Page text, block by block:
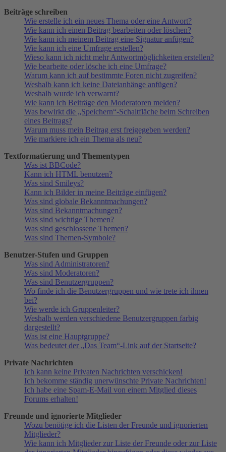
Beiträge schreiben
Wie erstelle ich ein neues Thema oder eine Antwort?
Wie kann ich einen Beitrag bearbeiten oder löschen?
Wie kann ich meinem Beitrag eine Signatur anfügen?
Wie kann ich eine Umfrage erstellen?
Wieso kann ich nicht mehr Antwortmöglichkeiten erstellen?
Wie bearbeite oder lösche ich eine Umfrage?
Warum kann ich auf bestimmte Foren nicht zugreifen?
Weshalb kann ich keine Dateianhänge anfügen?
Weshalb wurde ich verwarnt?
Wie kann ich Beiträge den Moderatoren melden?
Was bewirkt die „Speichern“-Schaltfläche beim Schreiben
eines Beitrags?
Warum muss mein Beitrag erst freigegeben werden?
Wie markiere ich ein Thema als neu?
Textformatierung und Thementypen
Was ist BBCode?
Kann ich HTML benutzen?
Was sind Smileys?
Kann ich Bilder in meine Beiträge einfügen?
Was sind globale Bekanntmachungen?
Was sind Bekanntmachungen?
Was sind wichtige Themen?
Was sind geschlossene Themen?
Was sind Themen-Symbole?
Benutzer-Stufen und Gruppen
Was sind Administratoren?
Was sind Moderatoren?
Was sind Benutzergruppen?
Wo finde ich die Benutzergruppen und wie trete ich ihnen
bei?
Wie werde ich Gruppenleiter?
Weshalb werden verschiedene Benutzergruppen farbig
dargestellt?
Was ist eine Hauptgruppe?
Was bedeutet der „Das Team“-Link auf der Startseite?
Private Nachrichten
Ich kann keine Privaten Nachrichten verschicken!
Ich bekomme ständig unerwünschte Private Nachrichten!
Ich habe eine Spam-E-Mail von einem Mitglied dieses
Forums erhalten!
Freunde und ignorierte Mitglieder
Wozu benötige ich die Listen der Freunde und ignorierten
Mitglieder?
Wie kann ich Mitglieder zur Liste der Freunde oder zur Liste